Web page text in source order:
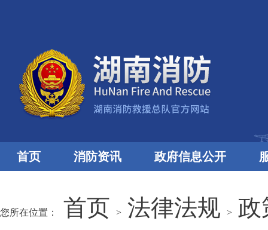
首页 消防资讯 政府信息公开
您所在位置： 首页 > 法律法规 > 政